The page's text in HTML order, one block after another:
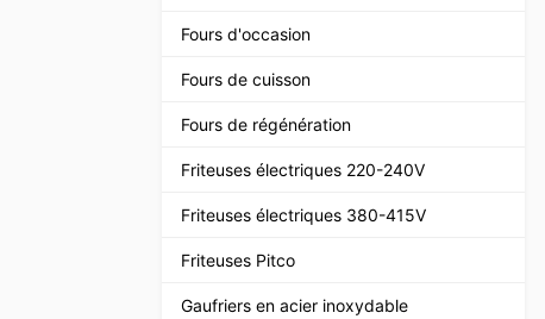
Fours d'occasion
Fours de cuisson
Fours de régénération
Friteuses électriques 220-240V
Friteuses électriques 380-415V
Friteuses Pitco
Gaufriers en acier inoxydable